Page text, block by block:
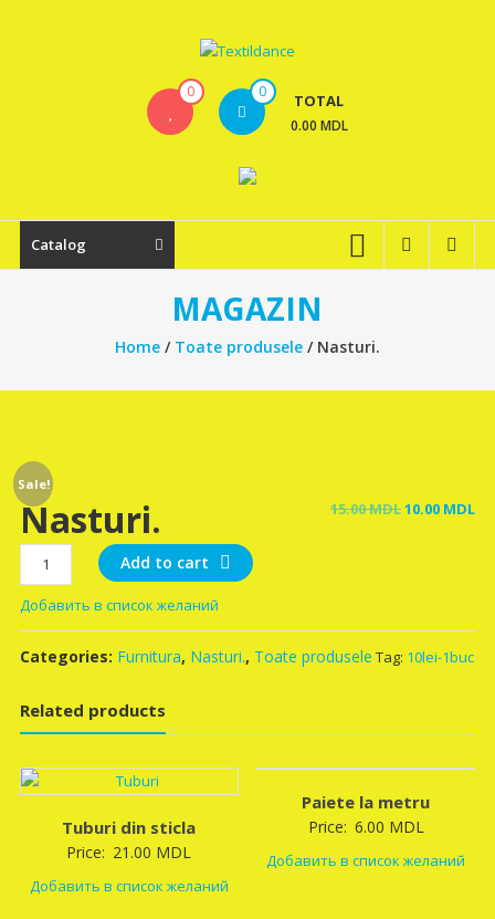
Textildance.md
0 0 TOTAL
0.00 MDL
Catalog
MAGAZIN
Home/ Toate produsele/ Nasturi.
Sale!
Nasturi. 15.00MDLOriginal
10.00 MDL
Nasturi.
quantity
Add to cart
Добавить в список желаний
Categories: Furnitura, Nasturi., Toate produsele Tag: 10lei-1buc
Related products
Tuburi din sticla
Price: 21.00 MDL
Добавить в список желаний
Paiete la metru
Price: 6.00 MDL
Добавить в список желаний